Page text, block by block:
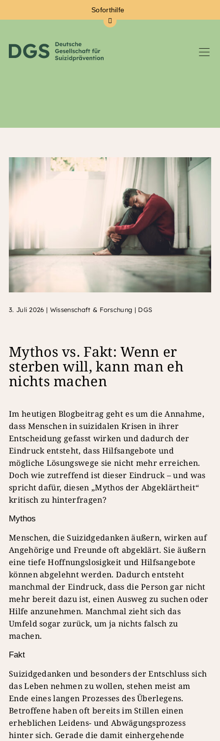
Soforthilfe
3. Juli 2026 | Wissenschaft & Forschung | DGS
Mythos vs. Fakt: Wenn er
sterben will, kann man eh
nichts machen
Im heutigen Blogbeitrag geht es um die Annahme,
dass Menschen in suizidalen Krisen in ihrer
Entscheidung gefasst wirken und dadurch der
Eindruck entsteht, dass Hilfsangebote und
mögliche Lösungswege sie nicht mehr erreichen.
Doch wie zutreffend ist dieser Eindruck – und was
spricht dafür, diesen „Mythos der Abgeklärtheit“
kritisch zu hinterfragen?
Mythos
Menschen, die Suizidgedanken äußern, wirken auf
Angehörige und Freunde oft abgeklärt. Sie äußern
eine tiefe Hoffnungslosigkeit und Hilfsangebote
können abgelehnt werden. Dadurch entsteht
manchmal der Eindruck, dass die Person gar nicht
mehr bereit dazu ist, einen Ausweg zu suchen oder
Hilfe anzunehmen. Manchmal zieht sich das
Umfeld sogar zurück, um ja nichts falsch zu
machen.
Fakt
Suizidgedanken und besonders der Entschluss sich
das Leben nehmen zu wollen, stehen meist am
Ende eines langen Prozesses des Überlegens.
Betroffene haben oft bereits im Stillen einen
erheblichen Leidens- und Abwägungsprozess
hinter sich. Gerade die damit einhergehende